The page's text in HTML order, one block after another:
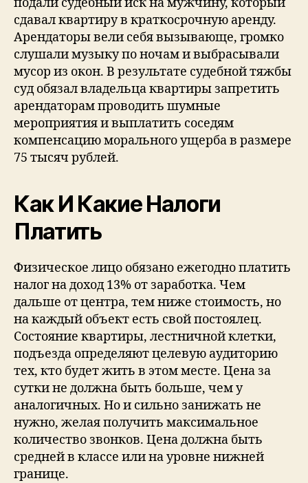
сдавал квартиру в краткосрочную аренду.
Арендаторы вели себя вызывающе, громко
слушали музыку по ночам и выбрасывали
мусор из окон. В результате судебной тяжбы
суд обязал владельца квартиры запретить
арендаторам проводить шумные
мероприятия и выплатить соседям
компенсацию морального ущерба в размере
75 тысяч рублей.
Как И Какие Налоги
Платить
Физическое лицо обязано ежегодно платить
налог на доход 13% от заработка. Чем
дальше от центра, тем ниже стоимость, но
на каждый объект есть свой постоялец.
Состояние квартиры, лестничной клетки,
подъезда определяют целевую аудиторию
тех, кто будет жить в этом месте. Цена за
сутки не должна быть больше, чем у
аналогичных. Но и сильно занижать не
нужно, желая получить максимальное
количество звонков. Цена должна быть
средней в классе или на уровне нижней
границе.